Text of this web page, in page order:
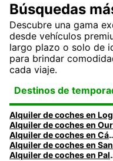
Búsquedas
Descubre una gama
desde vehículos
largo plazo o solo de
para brindar
cada viaje.
Destinos de
Alquiler